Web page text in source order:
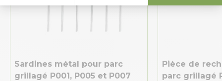
Sardines métal pour parc
grillagé P001, P005 et P007
Pièce de
parc grillagé